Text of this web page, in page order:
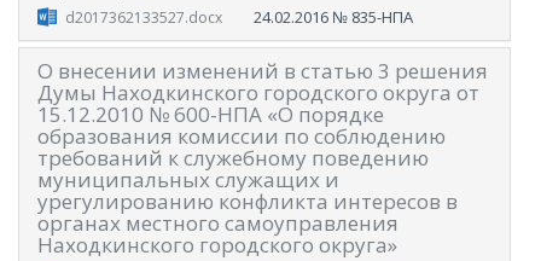
d2017362133527.docx 24.02.2016 № 835-НПА
О внесении изменений в статью 3 решения
Думы Находкинского городского округа от
15.12.2010 № 600-НПА «О порядке
образования комиссии по соблюдению
требований к служебному поведению
муниципальных служащих и
урегулированию конфликта интересов в
органах местного самоуправления
Находкинского городского округа»